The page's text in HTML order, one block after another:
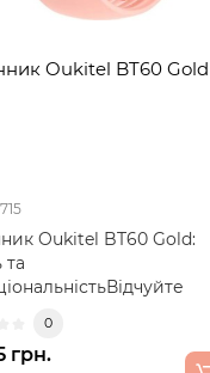
Oukitel BT60 Gold
Oukitel BT60 Gold:
та
O..
0
грн.